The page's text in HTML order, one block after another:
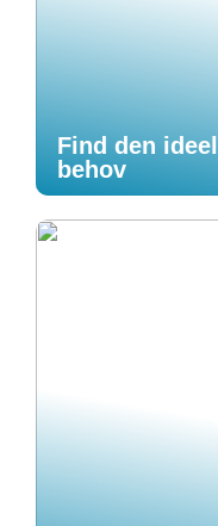
Find den
behov